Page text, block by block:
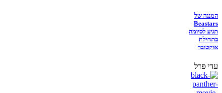
המנגה של
Beastars
תגיע לסיומה
בתחילת
אוקטובר
עדי פרל